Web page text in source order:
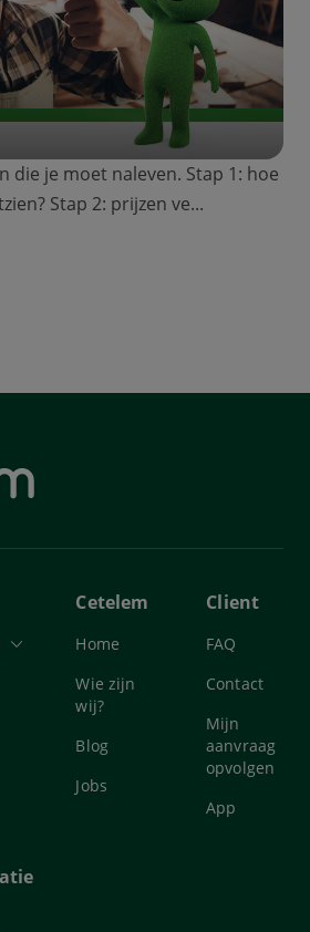
die je moet naleven. Stap 1: hoe
Stap 2: prijzen ve...
Cetelem
Home
Wie zijn
wij?
Blog
Jobs
Client
FAQ
Contact
Mijn
aanvraag
opvolgen
App